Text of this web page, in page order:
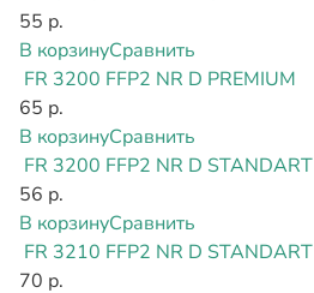
55 р.
В корзинуСравнить
FR 3200 FFP2 NR D PREMIUM
65 р.
В корзинуСравнить
FR 3200 FFP2 NR D STANDART
56 р.
В корзинуСравнить
FR 3210 FFP2 NR D STANDART
70 р.